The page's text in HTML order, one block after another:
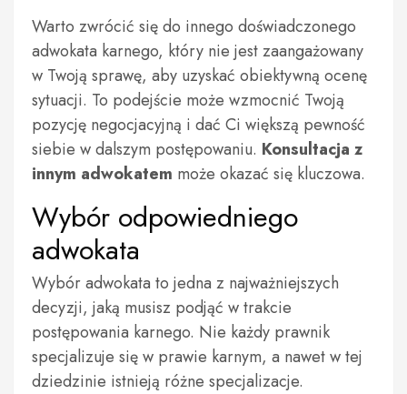
Warto zwrócić się do innego doświadczonego
adwokata karnego, który nie jest zaangażowany
w Twoją sprawę, aby uzyskać obiektywną ocenę
sytuacji. To podejście może wzmocnić Twoją
pozycję negocjacyjną i dać Ci większą pewność
siebie w dalszym postępowaniu. Konsultacja z
innym adwokatem może okazać się kluczowa.
Wybór odpowiedniego
adwokata
Wybór adwokata to jedna z najważniejszych
decyzji, jaką musisz podjąć w trakcie
postępowania karnego. Nie każdy prawnik
specjalizuje się w prawie karnym, a nawet w tej
dziedzinie istnieją różne specjalizacje.